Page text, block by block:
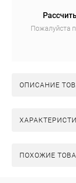
Пожалуйста
ОПИСАНИЕ
ПОХОЖИЕ